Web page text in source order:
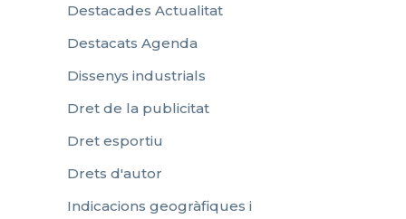
Destacades Actualitat
Destacats Agenda
Dissenys industrials
Dret de la publicitat
Dret esportiu
Drets d'autor
Indicacions geogràfiques i